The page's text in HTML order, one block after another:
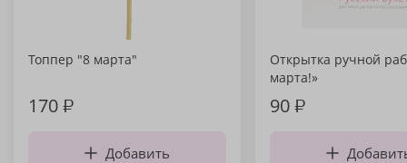
Топпер "8 марта"
170₽
Добавить
Открытка ручной
марта!»
90₽